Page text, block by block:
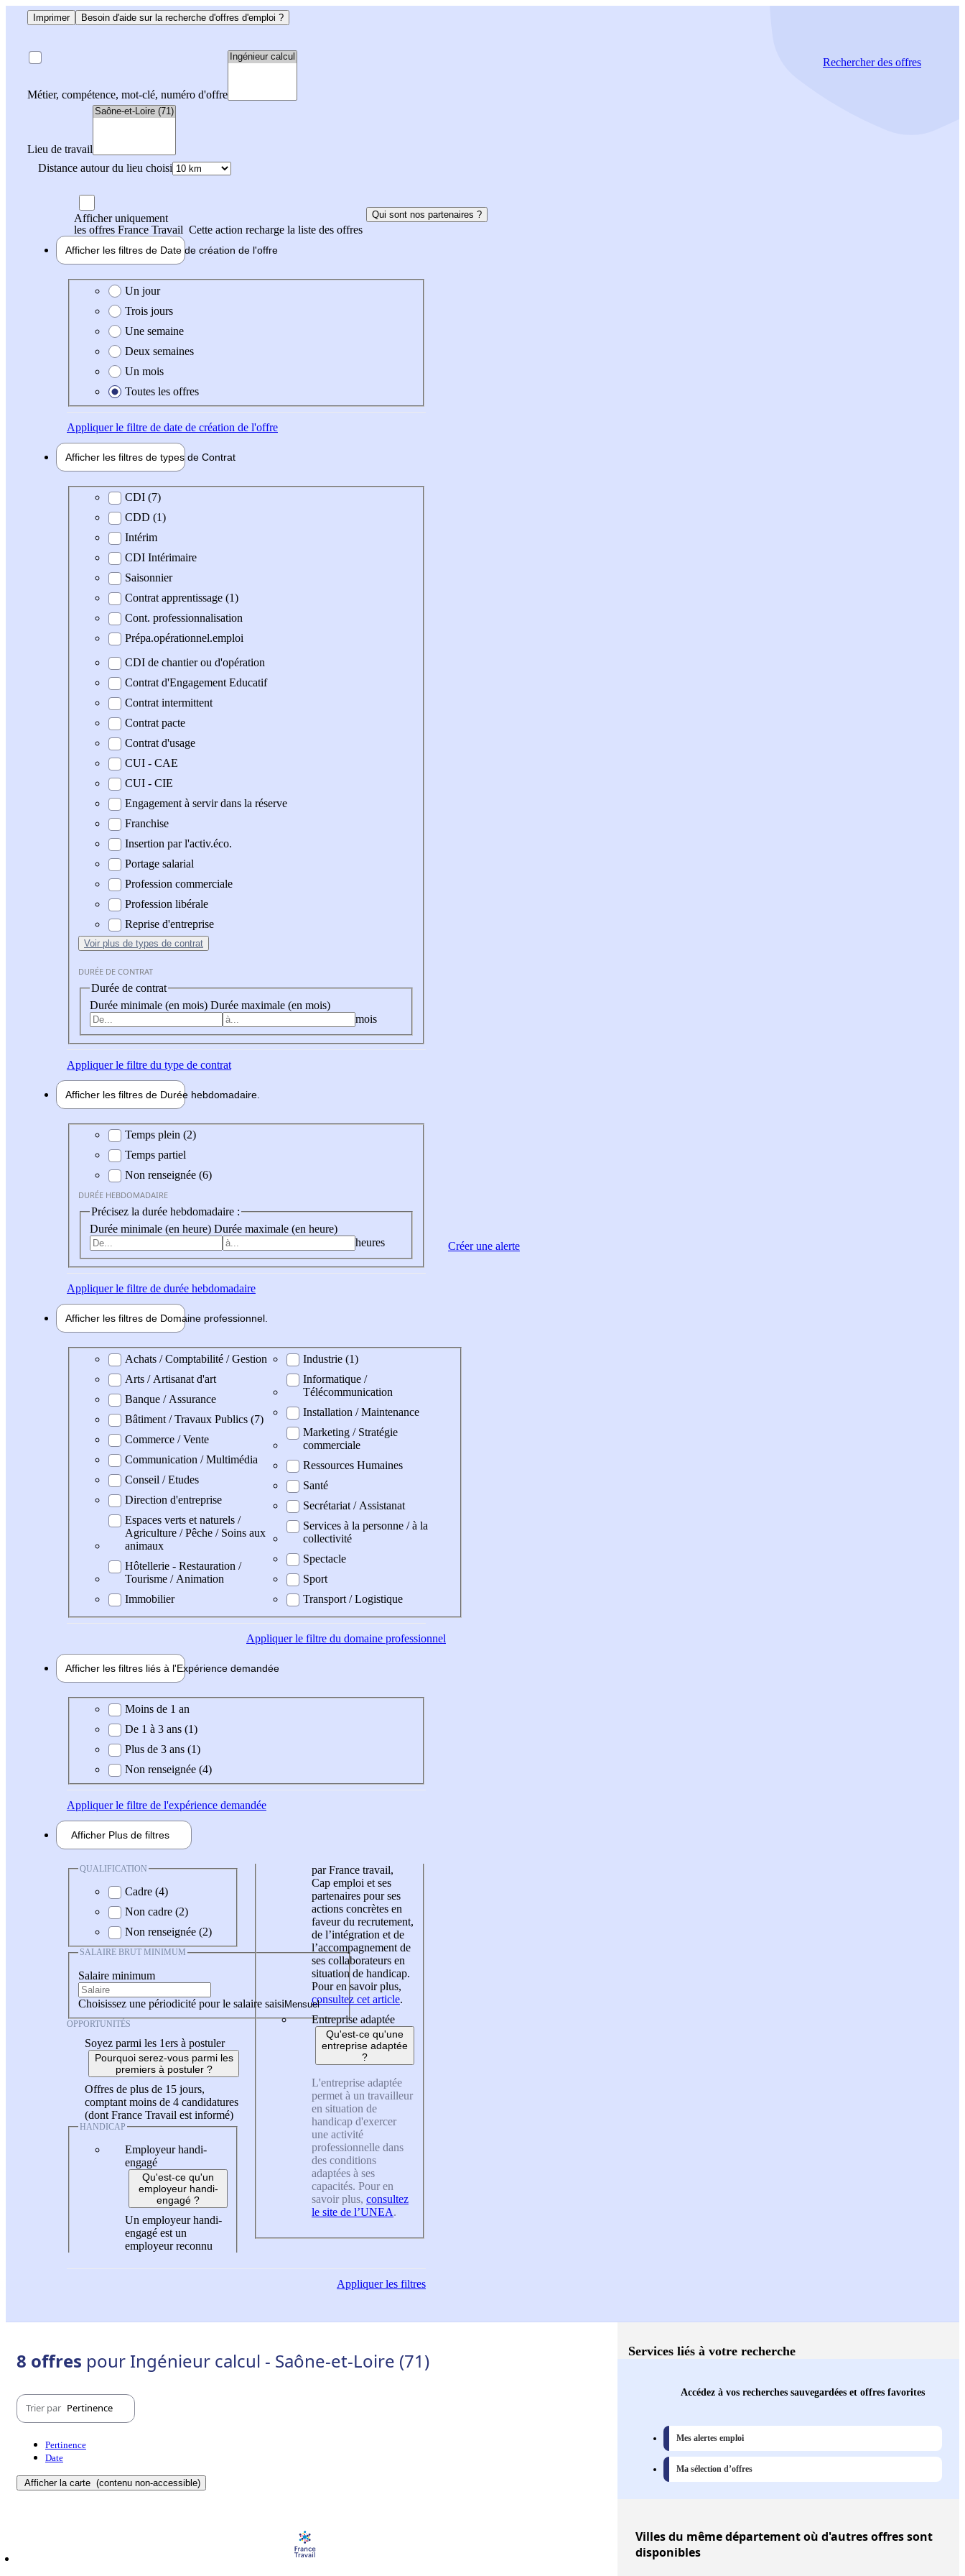
Imprimer Besoin d'aide sur la recherche d'offres d'emploi ?
Métier, compétence, mot-clé, numéro d'offre
Lieu de travail
Distance autour du lieu choisi
Rechercherdes offres
Afficher uniquement
les offres France Travail Cette action recharge la liste des offres
Qui sont nos partenaires ?
Afficher les filtres de Date de création de l'offre
Date de création de l'offre
Un jour
Trois jours
Une semaine
Deux semaines
Un mois
Toutes les offres
Appliquerle filtre de date de création de l'offre
Afficher les filtres de types de Contrat
Type de contrat
CDI (7)
CDD (1)
Intérim
CDI Intérimaire
Saisonnier
Contrat apprentissage (1)
Cont. professionnalisation
Prépa.opérationnel.emploi
CDI de chantier ou d'opération
Contrat d'Engagement Educatif
Contrat intermittent
Contrat pacte
Contrat d'usage
CUI - CAE
CUI - CIE
Engagement à servir dans la réserve
Franchise
Insertion par l'activ.éco.
Portage salarial
Profession commerciale
Profession libérale
Reprise d'entreprise
Voir plus de types de contrat
DURÉE DE CONTRAT
Durée de contrat
Durée minimale (en mois) Durée maximale (en mois)
mois
Appliquerle filtre du type de contrat
Afficher les filtres de Durée hebdomadaire
Durée hebdomadaire
Temps plein (2)
Temps partiel
Non renseignée (6)
DURÉE HEBDOMADAIRE
Précisez la durée hebdomadaire :
Durée minimale (en heure) Durée maximale (en heure)
heures
Appliquerle filtre de durée hebdomadaire
Afficher les filtres de Domaine professionnel
Domaine professionel
Achats / Comptabilité / Gestion
Arts / Artisanat d'art
Banque / Assurance
Bâtiment / Travaux Publics (7)
Commerce / Vente
Communication / Multimédia
Conseil / Etudes
Direction d'entreprise
Espaces verts et naturels /
Agriculture / Pêche / Soins aux
animaux
Hôtellerie - Restauration /
Tourisme / Animation
Immobilier
Industrie (1)
Informatique /
Télécommunication
Installation / Maintenance
Marketing / Stratégie
commerciale
Ressources Humaines
Santé
Secrétariat / Assistanat
Services à la personne / à la
collectivité
Spectacle
Sport
Transport / Logistique
Appliquerle filtre du domaine professionnel
Afficher les filtres liés à l'Expérience demandée
Expérience demandée
Moins de 1 an
De 1 à 3 ans (1)
Plus de 3 ans (1)
Non renseignée (4)
Appliquerle filtre de l'expérience demandée
Afficher Plus de filtres
QUALIFICATION
Cadre (4)
Non cadre (2)
Non renseignée (2)
SALAIRE BRUT MINIMUM
Salaire minimum
Choisissez une périodicité pour le salaire saisi
OPPORTUNITÉS
Soyez parmi les 1ers à postuler
Pourquoi serez-vous parmi les
premiers à postuler ?
Offres de plus de 15 jours,
comptant moins de 4 candidatures
(dont France Travail est informé)
HANDICAP
Employeur handi-
engagé
Qu'est-ce qu'un
employeur handi-
engagé ?
Un employeur handi-
engagé est un
employeur reconnu
par France travail,
Cap emploi et ses
partenaires pour ses
actions concrètes en
faveur du recrutement,
de l’intégration et de
l’accompagnement de
ses collaborateurs en
situation de handicap.
Pour en savoir plus,
consultez cet article.
Entreprise adaptée
Qu'est-ce qu'une
entreprise adaptée
?
L'entreprise adaptée
permet à un travailleur
en situation de
handicap d'exercer
une activité
professionnelle dans
des conditions
adaptées à ses
capacités. Pour en
savoir plus, consultez
le site de l’UNEA.
Appliquerles filtres
Créer une alerte
8 offres pour Ingénieur calcul - Saône-et-Loire (71)
Trier par Pertinence
Pertinence
Date
Afficher la carte (contenu non-accessible)
Services liés à votre recherche
Accédez à vos recherches sauvegardées et offres favorites
Mes alertes emploi
Ma sélection d’offres
Villesdu même département où d'autres offres sont
disponibles